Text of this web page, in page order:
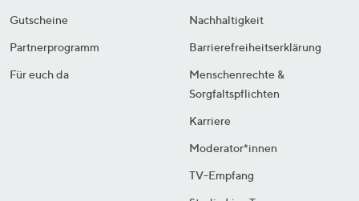
Gutscheine
Partnerprogramm
Für euch da
Nachhaltigkeit
Barrierefreiheitserklärung
Menschenrechte &
Sorgfaltspflichten
Karriere
Moderator*innen
TV-Empfang